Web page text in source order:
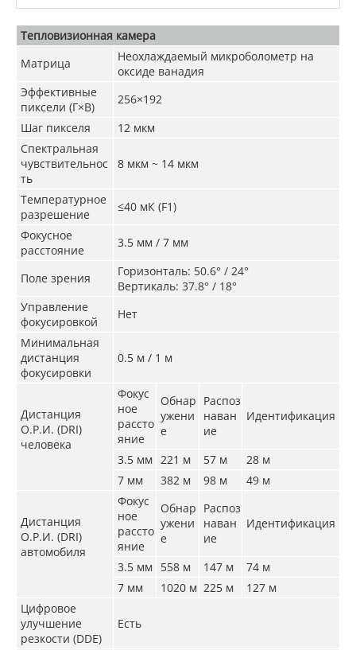
Тепловизионная камера
Матрица
Неохлаждаемый микроболометр на
оксиде ванадия
Эффективные
пиксели (Г×В)
256×192
Шаг пикселя
12 мкм
Спектральная
чувствительнос
ть
8 мкм ~ 14 мкм
Температурное
разрешение
≤40 мК (F1)
Фокусное
расстояние
3.5 мм / 7 мм
Поле зрения
Горизонталь: 50.6° / 24°
Вертикаль: 37.8° / 18°
Управление
фокусировкой
Нет
Минимальная
дистанция
фокусировки
0.5 м / 1 м
Дистанция
О.Р.И. (DRI)
человека
Фокус
ное
рассто
яние
Обнар
ужени
е
Распоз
наван
ие
Идентификация
3.5 мм 221 м 57 м
28 м
7 мм
382 м 98 м 49 м
Дистанция
О.Р.И. (DRI)
автомобиля
Фокус
ное
рассто
яние
Обнар
ужени
е
Распоз
наван
ие
Идентификация
3.5 мм 558 м 147 м
74 м
7 мм
1020 м 225 м
127 м
Цифровое
улучшение
резкости (DDE)
Есть